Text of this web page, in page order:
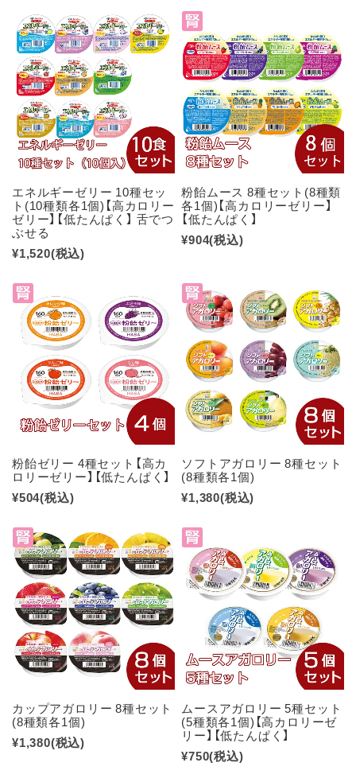
エネルギーゼリー 10種セッ
ト(10種類各1個)【高カロリー
ゼリー】【低たんぱく】 舌でつ
ぶせる
¥1,520(税込)
粉飴ムース 8種セット(8種類
各1個)【高カロリーゼリー】
【低たんぱく】
¥904(税込)
粉飴ゼリー 4種セット【高カ
ロリーゼリー】【低たんぱく】
¥504(税込)
ソフトアガロリー 8種セット
(8種類各1個)
¥1,380(税込)
カップアガロリー 8種セット
(8種類各1個)
¥1,380(税込)
ムースアガロリー 5種セット
(5種類各1個)【高カロリーゼ
リー】【低たんぱく】
¥750(税込)